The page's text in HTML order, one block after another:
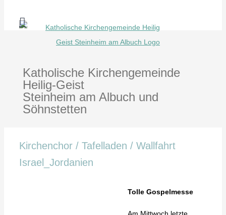
Inhalt
Katholische Kirchengemeinde
Heilig-Geist
Steinheim am Albuch und
Söhnstetten
Kirchenchor / Tafelladen / Wallfahrt
Israel_Jordanien
Tolle Gospelmesse